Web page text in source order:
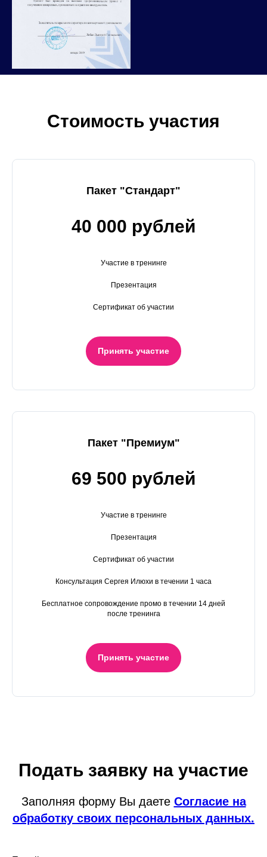
Стоимость участия
Пакет "Стандарт"
40 000 рублей
Участие в тренинге
Презентация
Сертификат об участии
Принять участие
Пакет "Премиум"
69 500 рублей
Участие в тренинге
Презентация
Сертификат об участии
Консультация Сергея Илюхи в течении 1 часа
Бесплатное сопровождение промо в течении 14 дней
после тренинга
Принять участие
Подать заявку на участие
Заполняя форму Вы даете Согласие на
обработку своих персональных данных.